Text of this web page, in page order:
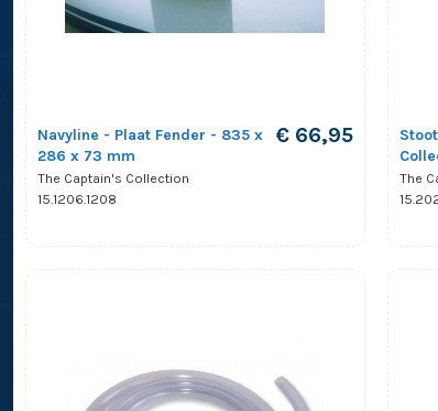
Navyline - Plaat Fender - 835 x
286 x 73 mm
The Captain's Collection
15.1206.1208
€ 66,95
The